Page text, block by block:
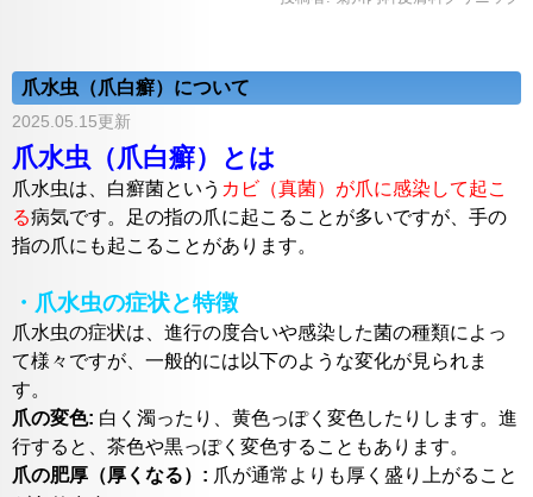
爪水虫（爪白癬）について
2025.05.15更新
爪水虫（爪白癬）とは
爪水虫は、白癬菌という カビ（真菌）が爪に感染して起こ
る病気です。足の指の爪に起こることが多いですが、手の
指の爪にも起こることがあります。
・爪水虫の症状と特徴
爪水虫の症状は、進行の度合いや感染した菌の種類によっ
て様々ですが、一般的には以下のような変化が見られま
す。
爪の変色: 白く濁ったり、黄色っぽく変色したりします。進
行すると、茶色や黒っぽく変色することもあります。
爪の肥厚（厚くなる）: 爪が通常よりも厚く盛り上がること